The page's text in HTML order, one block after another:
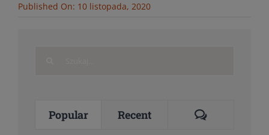
Published On: 10 listopada, 2020
Popular Recent Comments